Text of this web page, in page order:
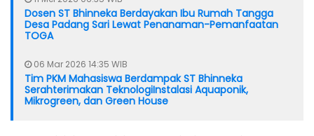
Dosen ST Bhinneka Berdayakan Ibu Rumah Tangga
Desa Padang Sari Lewat Penanaman-Pemanfaatan
TOGA
06 Mar 2026 14:35 WIB
Tim PKM Mahasiswa Berdampak ST Bhinneka
Serahterimakan TeknologiInstalasi Aquaponik,
Mikrogreen, dan Green House